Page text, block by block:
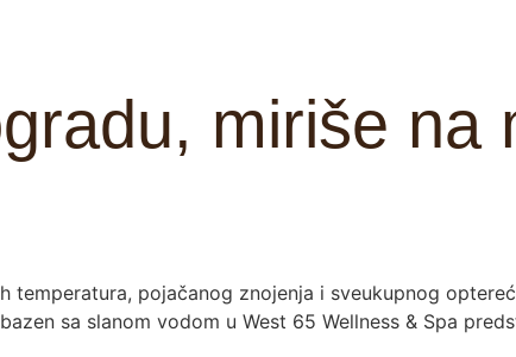
miriše
pojačanog znojenja i sveukupnog
sa slanom vodom u West 65 Wellness & Spa